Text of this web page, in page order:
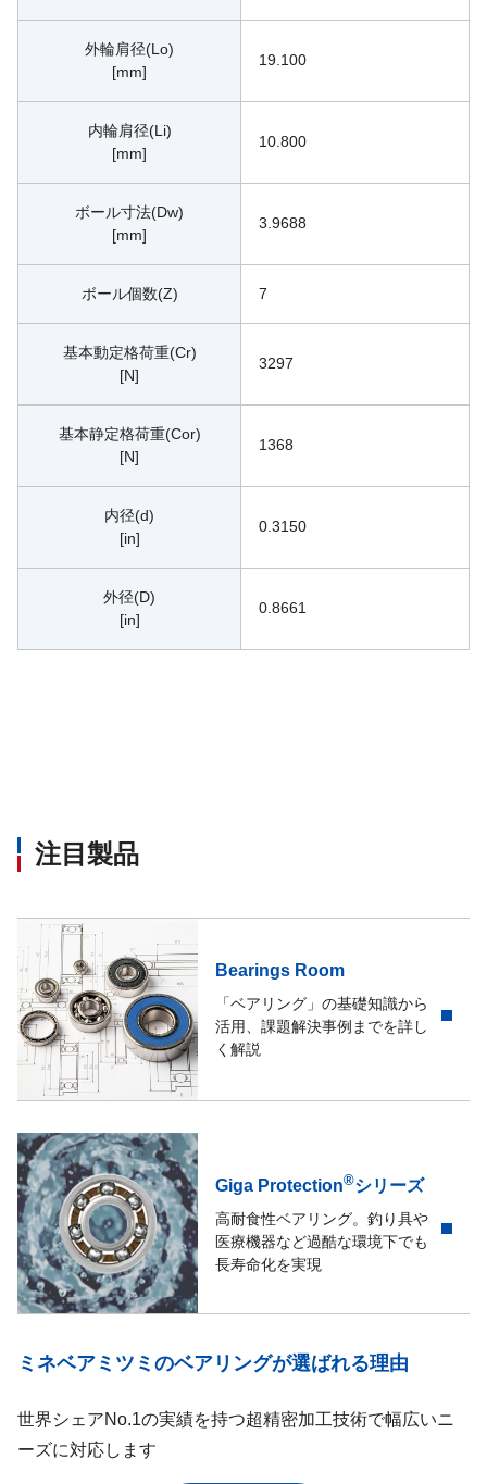
外輪肩径(Lo)
[mm]
19.100
内輪肩径(Li)
[mm]
10.800
ボール寸法(Dw)
[mm]
3.9688
ボール個数(Z) 7
基本動定格荷重(Cr)
[N]
3297
基本静定格荷重(Cor)
[N]
1368
内径(d)
[in]
0.3150
外径(D)
[in]
0.8661
注目製品
Bearings Room
「ベアリング」の基礎知識から
活用、課題解決事例までを詳し
く解説
Giga Protection®シリーズ
高耐食性ベアリング。釣り具や
医療機器など過酷な環境下でも
長寿命化を実現
ミネベアミツミのベアリングが選ばれる理由
世界シェアNo.1の実績を持つ超精密加工技術で幅広いニ
ーズに対応します